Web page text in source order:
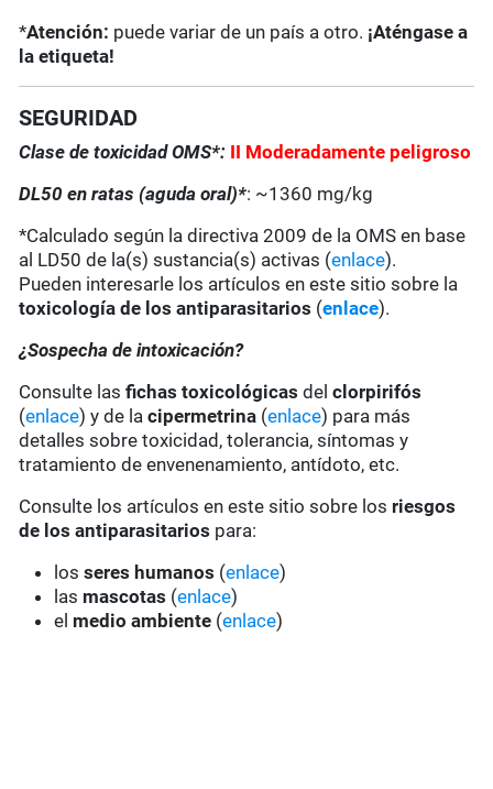
*Atención: puede variar de un país a otro. ¡Aténgase a
la etiqueta!
SEGURIDAD
Clase de toxicidad OMS*: II Moderadamente peligroso
DL50 en ratas (aguda oral)*: ~1360 mg/kg
*Calculado según la directiva 2009 de la OMS en base
al LD50 de la(s) sustancia(s) activas (enlace).
Pueden interesarle los artículos en este sitio sobre la
toxicología de los antiparasitarios (enlace).
¿Sospecha de intoxicación?
Consulte lasfichas toxicológicas delclorpirifós
(enlace) y de lacipermetrina (enlace) para más
detalles sobre toxicidad, tolerancia, síntomas y
tratamiento de envenenamiento, antídoto, etc.
Consulte los artículos en este sitio sobre los riesgos
de los antiparasitarios para:
losseres humanos (enlace)
las mascotas (enlace)
el medio ambiente (enlace)